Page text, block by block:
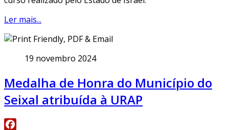
Ler mais...
19 novembro 2024
Medalha de Honra do Município do
Seixal atribuída à URAP